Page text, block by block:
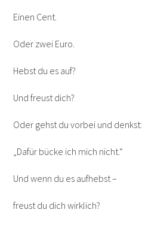
Einen Cent.
Oder zwei Euro.
Hebst du es auf?
Und freust dich?
Oder gehst du vorbei und denkst:
„Dafür bücke ich mich nicht.“
Und wenn du es aufhebst –
freust du dich wirklich?